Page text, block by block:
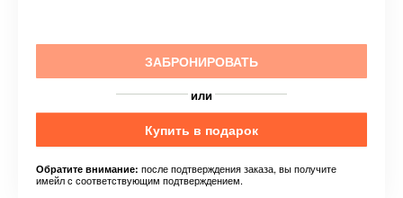
ЗАБРОНИРОВАТЬ
или
Купить в подарок
Обратите внимание: после подтверждения заказа, вы получите
имейл с соответствующим подтверждением.